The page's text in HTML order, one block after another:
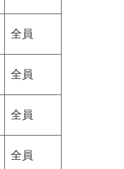
全員
全員
全員
全員